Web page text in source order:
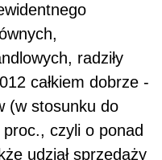
radziły
całkiem dobrze -
(w stosunku do
czyli o ponad
udział sprzedaży